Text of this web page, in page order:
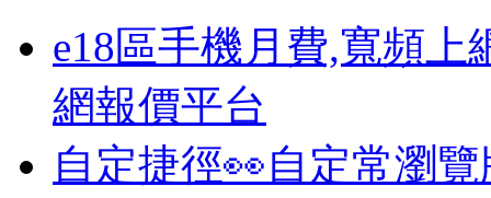
e18區手機月費,寬頻上
網報價平台
自定捷徑👀自定常瀏